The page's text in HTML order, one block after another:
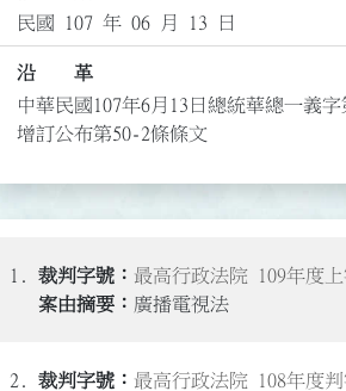
民國 107 年 06 月 13 日
沿 革
中華民國107年6月13日總統華總一義字
增訂公布第50-2條條文
1.
最高行政法院 109年度
廣播電視法
2.
最高行政法院 108年度